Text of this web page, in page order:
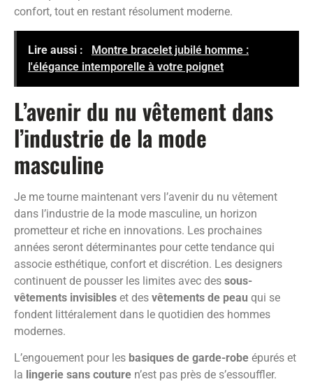
confort, tout en restant résolument moderne.
Lire aussi :
Montre bracelet jubilé homme :
l'élégance intemporelle à votre poignet
L’avenir du nu vêtement dans
l’industrie de la mode
masculine
Je me tourne maintenant vers l’avenir du nu vêtement
dans l’industrie de la mode masculine, un horizon
prometteur et riche en innovations. Les prochaines
années seront déterminantes pour cette tendance qui
associe esthétique, confort et discrétion. Les designers
continuent de pousser les limites avec des sous-
vêtements invisibles et des vêtements de peau qui se
fondent littéralement dans le quotidien des hommes
modernes.
L’engouement pour les basiques de garde-robe épurés et
la lingerie sans couture n’est pas près de s’essouffler.